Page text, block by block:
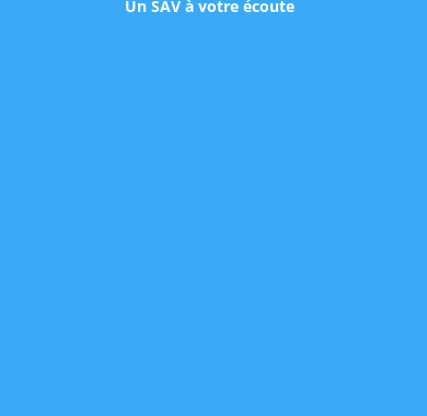
Un SAV à votre écoute